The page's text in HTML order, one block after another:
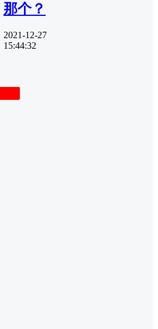
那个？
2021-12-27
15:44:32